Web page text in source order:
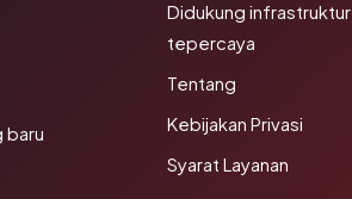
baru
Didukung infrastruktur
tepercaya
Tentang
Kebijakan Privasi
Syarat Layanan